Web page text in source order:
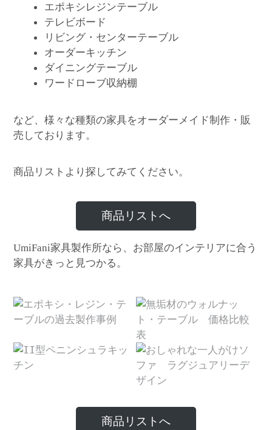
エポキシレジンテーブル
テレビボード
リビング・センターテーブル
オーダーキッチン
ダイニングテーブル
ワードローブ収納棚
など、様々な種類の家具をオーダーメイド制作・販
売しております。
商品リストより探してみてください。
商品リストへ
UmiFani家具製作所なら、お部屋のインテリアに合う
家具がきっと見つかる。
商品リストへ